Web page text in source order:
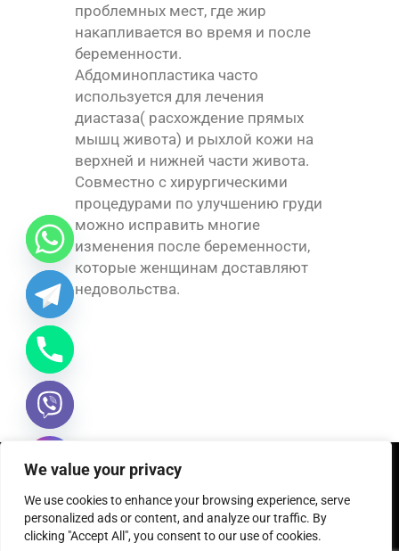
We value your privacy
We use cookies to enhance your browsing experience, serve
personalized ads or content, and analyze our traffic. By
clicking "Accept All", you consent to our use of cookies.
проблемных мест, где жир
накапливается во время и после
беременности.
Абдоминопластика часто
используется для лечения
диастаза( расхождение прямых
мышц живота) и рыхлой кожи на
верхней и нижней части живота.
Совместно с хирургическими
процедурами по улучшению груди
можно исправить многие
изменения после беременности,
которые женщинам доставляют
недовольства.
Hide
chaty